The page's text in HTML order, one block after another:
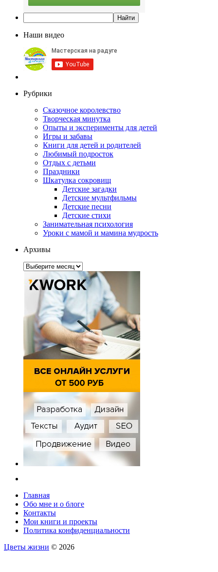
Наши видео
Рубрики
Сказочное королевство
Творческая минутка
Опыты и эксперименты для детей
Игры и забавы
Книги для детей и родителей
Любимый подросток
Отдых с детьми
Праздники
Шкатулка сокровищ
Детские загадки
Детские мультфильмы
Детские песни
Детские стихи
Занимательная психология
Уроки с мамой и мамина мудрость
Архивы
Архивы
Главная
Обо мне и о блоге
Контакты
Мои книги и проекты
Политика конфиденциальности
Цветы жизни © 2026